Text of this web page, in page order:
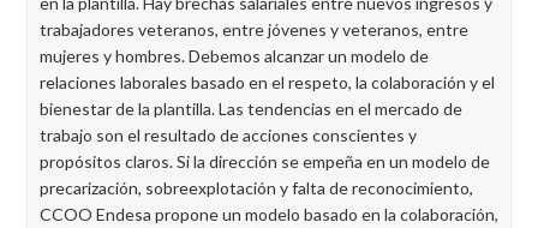
trabajadores veteranos, entre jóvenes y veteranos, entre
mujeres y hombres. Debemos alcanzar un modelo de
relaciones laborales basado en el respeto, la colaboración y el
bienestar de la plantilla. Las tendencias en el mercado de
trabajo son el resultado de acciones conscientes y
propósitos claros. Si la dirección se empeña en un modelo de
precarización, sobreexplotación y falta de reconocimiento,
CCOO Endesa propone un modelo basado en la colaboración,